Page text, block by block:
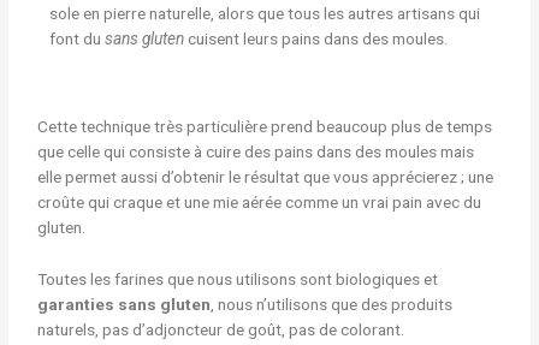
sole en pierre naturelle, alors que tous les autres artisans qui
font dusans glutencuisent leurs pains dans des moules.
Cette technique très particulière prend beaucoup plus de temps
que celle qui consiste à cuire des pains dans des moules mais
elle permet aussi d’obtenir le résultat que vous apprécierez ; une
croûte qui craque et une mie aérée comme un vrai pain avec du
gluten.
Toutes les farines que nous utilisons sont biologiques et
garanties sans gluten , nous n’utilisons que des produits
naturels, pas d’adjoncteur de goût, pas de colorant.